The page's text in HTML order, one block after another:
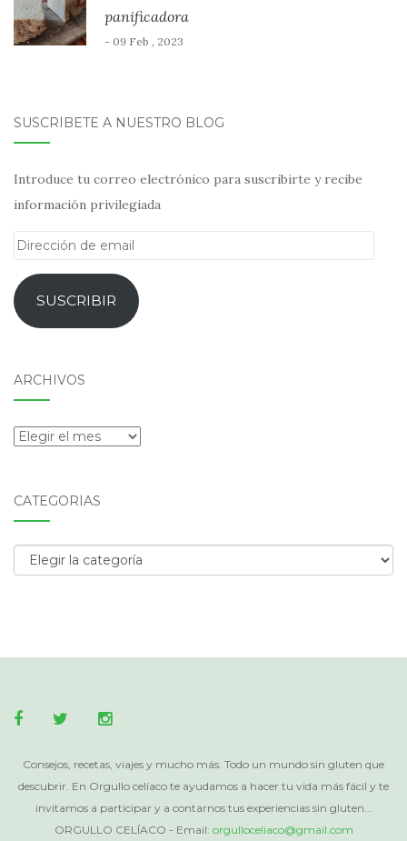
panificadora
- 09 Feb , 2023
SUSCRÍBETE A NUESTRO BLOG
Introduce tu correo electrónico para suscribirte y recibe
información privilegiada
Dirección
emailSUSCRIBIR
ARCHIVOS
Archivos
CATEGORÍAS
Categorías
Consejos, recetas, viajes y mucho más. Todo un mundo sin gluten que
descubrir. En Orgullo celíaco te ayudamos a hacer tu vida más fácil y te
invitamos a participar y a contarnos tus experiencias sin gluten...
ORGULLO CELÍACO - Email: orgulloceliaco@gmail.com